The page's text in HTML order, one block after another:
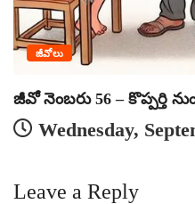
జీవోలు
జీవో నెంబరు 56 – కొప్పర్తి
Wednesday,
Leave a Reply